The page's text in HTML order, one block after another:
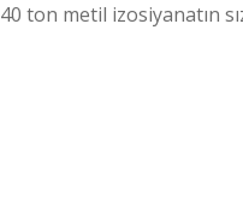
ton metil izosiyanatın